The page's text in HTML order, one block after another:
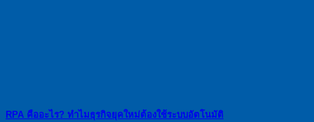
RPA คืออะไร? ทำไมธุรกิจยุคใหม่ต้องใช้ระบบอัตโนมัติ